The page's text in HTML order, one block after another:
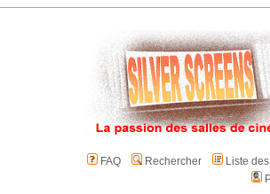
FAQ Rechercher
Liste